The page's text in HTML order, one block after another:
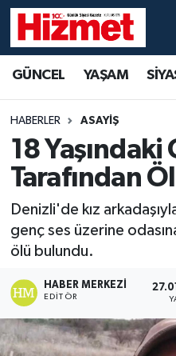
GÜNCEL YAŞAM
HABERLER ASAYİŞ
18 Yaşındaki
Tarafından
Denizli'de kız
genç ses üzerine
ölü bulundu.
HABER MERKEZI
EDITÖR
YAŞAM
SİYASET
SAĞLIK
EKONOMİ
MAGAZİN
Denizli Hava Durumu
Denizli Trafik
Süper Lig Puan
Tüm Manşetler